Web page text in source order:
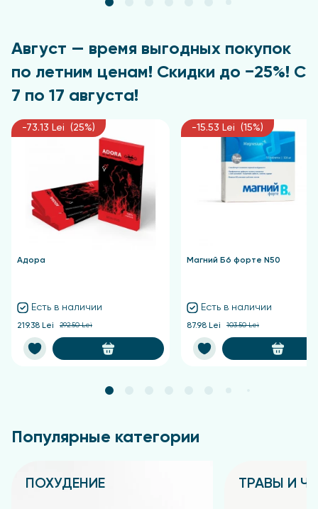
Август — время выгодных покупок
по летним ценам! Скидки до −25%! С
7 по 17 августа!
-73.13 Lei (25%)
Адора
Есть в наличии
219.38 Lei 292.50 Lei
-15.53 Lei (15%)
Магний Б6 форте N50
Есть в наличии
87.98 Lei 103.50 Lei
Популярные категории
ПОХУДЕНИЕ ТРАВЫ И